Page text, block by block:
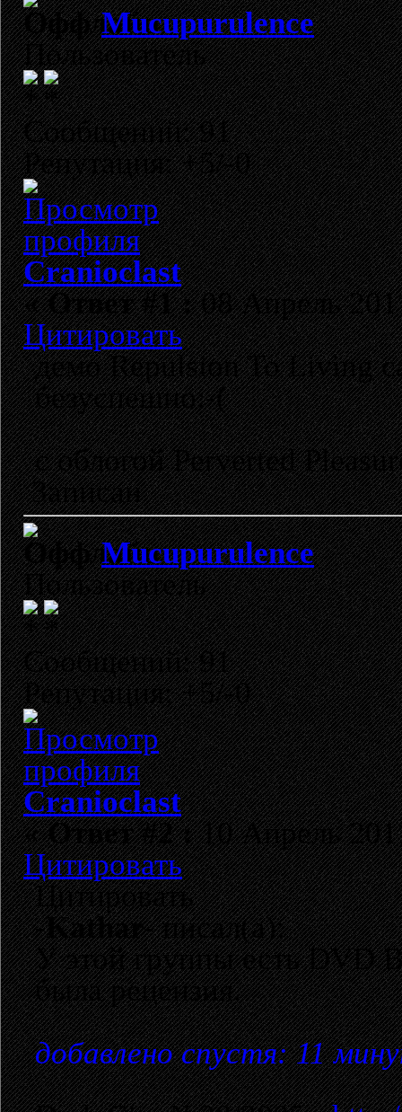
Mucupurulence
Пользователь
Сообщений: 91
Репутация: +5/-0
Cranioclast
«Ответ #1 :08 Апрель
Цитировать
демо Repulsion To Living
безуспешно:-(
с облогой Perverted
Записан
Mucupurulence
Пользователь
Сообщений: 91
Репутация: +5/-0
Cranioclast
«Ответ #2 :10 Апрель
Цитировать
Цитировать
-Kathar-писал(а):
У этой группы есть DVD
была рецензия.
добавлено спустя: 11